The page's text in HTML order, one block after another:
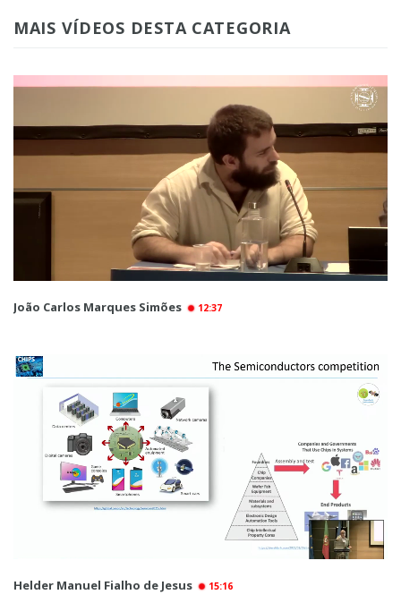
MAIS VÍDEOS DESTA CATEGORIA
João Carlos Marques Simões 12:37
Helder Manuel Fialho de Jesus 15:16